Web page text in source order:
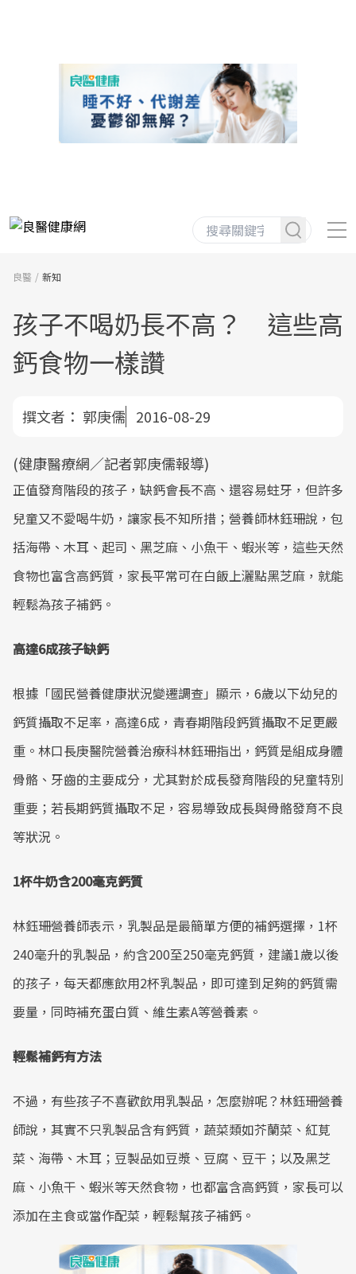
良醫 新知
孩子不喝奶長不高？ 這些高
鈣食物一樣讚
撰文者： 郭庚儒 2016-08-29
(健康醫療網／記者郭庚儒報導)
正值發育階段的孩子，缺鈣會長不高、還容易蛀牙，但許多
兒童又不愛喝牛奶，讓家長不知所措；營養師林鈺珊說，包
括海帶、木耳、起司、黑芝麻、小魚干、蝦米等，這些天然
食物也富含高鈣質，家長平常可在白飯上灑點黑芝麻，就能
輕鬆為孩子補鈣。
高達6成孩子缺鈣
根據「國民營養健康狀況變遷調查」顯示，6歲以下幼兒的
鈣質攝取不足率，高達6成，青春期階段鈣質攝取不足更嚴
重。林口長庚醫院營養治療科林鈺珊指出，鈣質是組成身體
骨骼、牙齒的主要成分，尤其對於成長發育階段的兒童特別
重要；若長期鈣質攝取不足，容易導致成長與骨骼發育不良
等狀況。
1杯牛奶含200毫克鈣質
林鈺珊營養師表示，乳製品是最簡單方便的補鈣選擇，1杯
240毫升的乳製品，約含200至250毫克鈣質，建議1歲以後
的孩子，每天都應飲用2杯乳製品，即可達到足夠的鈣質需
要量，同時補充蛋白質、維生素A等營養素。
輕鬆補鈣有方法
不過，有些孩子不喜歡飲用乳製品，怎麼辦呢？林鈺珊營養
師說，其實不只乳製品含有鈣質，蔬菜類如芥蘭菜、紅莧
菜、海帶、木耳；豆製品如豆漿、豆腐、豆干；以及黑芝
麻、小魚干、蝦米等天然食物，也都富含高鈣質，家長可以
添加在主食或當作配菜，輕鬆幫孩子補鈣。